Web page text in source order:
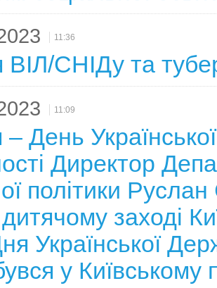
11:36
ВІЛ/СНІДу та
11:09
День Української
Директор
політики
заході
Української
у Київському